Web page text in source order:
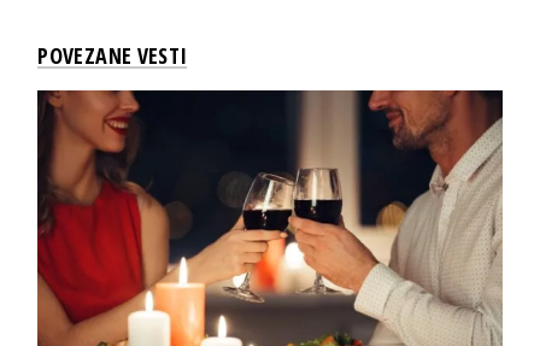
POVEZANE VESTI